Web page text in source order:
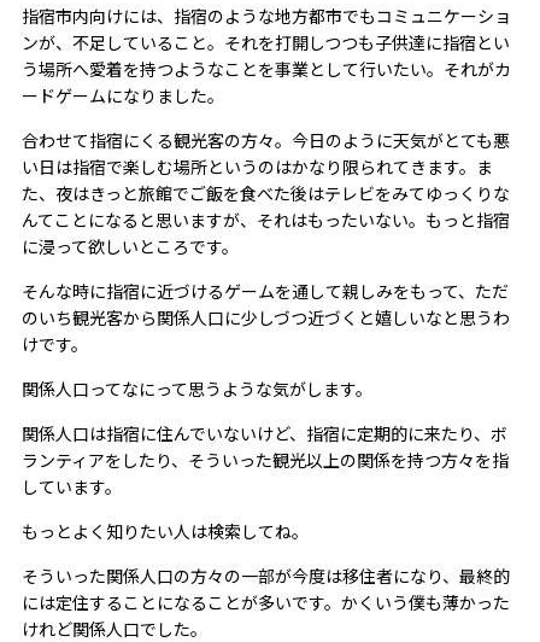
指宿市内向けには、指宿のような地方都市でもコミュニケーショ
ンが、不足していること。それを打開しつつも子供達に指宿とい
う場所へ愛着を持つようなことを事業として行いたい。それがカ
ードゲームになりました。
合わせて指宿にくる観光客の方々。今日のように天気がとても悪
い日は指宿で楽しむ場所というのはかなり限られてきます。ま
た、夜はきっと旅館でご飯を食べた後はテレビをみてゆっくりな
んてことになると思いますが、それはもったいない。もっと指宿
に浸って欲しいところです。
そんな時に指宿に近づけるゲームを通して親しみをもって、ただ
のいち観光客から関係人口に少しづつ近づくと嬉しいなと思うわ
けです。
関係人口ってなにって思うような気がします。
関係人口は指宿に住んでいないけど、指宿に定期的に来たり、ボ
ランティアをしたり、そういった観光以上の関係を持つ方々を指
しています。
もっとよく知りたい人は検索してね。
そういった関係人口の方々の一部が今度は移住者になり、最終的
には定住することになることが多いです。かくいう僕も薄かった
けれど関係人口でした。